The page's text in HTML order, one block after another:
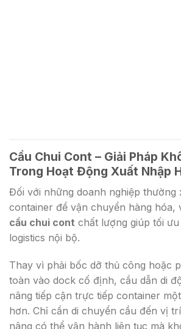
Cầu Chui Cont – Giải Pháp
Trong Hoạt Động Xuất Nhập
Đối với những doanh nghiệp thường
container để vận chuyển hàng hóa,
cầu chui cont chất lượng giúp tối
logistics nội bộ.
Thay vì phải bốc dỡ thủ công hoặc
toàn vào dock cố định, cầu dẫn di
nâng tiếp cận trực tiếp container
hơn. Chỉ cần di chuyển cầu đến vị
nâng có thể vận hành liên tục mà